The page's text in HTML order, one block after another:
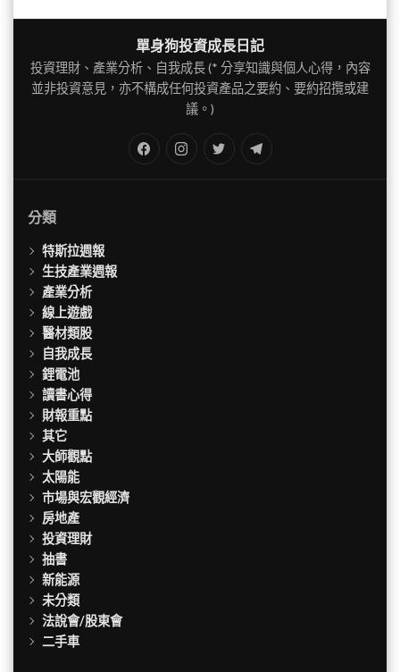
單身狗投資成長日記
投資理財、產業分析、自我成長 (* 分享知識與個人心得，內容
並非投資意見，亦不構成任何投資產品之要約、要約招攬或建
議。)
Twitter
分類
特斯拉週報
生技產業週報
產業分析
線上遊戲
醫材類股
自我成長
鋰電池
讀書心得
財報重點
其它
大師觀點
太陽能
市場與宏觀經濟
房地產
投資理財
抽書
新能源
未分類
法說會/股東會
二手車